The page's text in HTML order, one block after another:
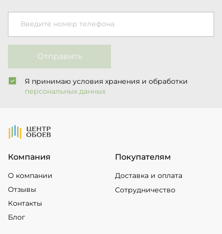
Введите номер телефона
Отправить
Я принимаю условия хранения и обработки
персональных данных
На Главную
Компания
О компании
Отзывы
Контакты
Блог
Покупателям
Доставка и оплата
Сотрудничество